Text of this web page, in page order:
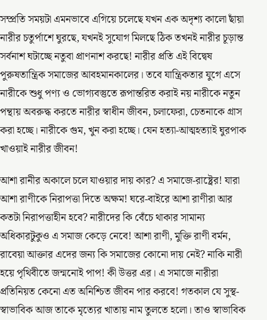
সম্প্রতি সময়টা এমনভাবে এগিয়ে চলেছে যখন এক অদৃশ্য কালো ছাঁয়া
নারীর চতুর্পাশে ঘুরছে, যখনই সুযোগ মিলছে ঠিক তখনই নারীর চূড়ান্ত
সর্বনাশ ঘটাচ্ছে নতুবা প্রাণনাশ করছে! নারীর প্রতি এই বিদ্বেষ
পুরুষতান্ত্রিক সমাজের আবহমানকালের। তবে যান্ত্রিকতার যুগে এসে
নারীকে শুধু পণ্য ও ভোগ্যবস্তুতে রূপান্তরিত করাই নয় নারীকে নতুন
পন্থায় অবরুদ্ধ করতে নারীর স্বাধীন জীবন, চলাফেরা, চেতনাকে গ্রাস
করা হচ্ছে। নারীকে গুম, খুন করা হচ্ছে। যেন হত্যা-আত্মহত্যাই ঘুরপাক
খাওয়াই নারীর জীবন!
আশা রানীর অকালে চলে যাওয়ার দায় কার? এ সমাজে-রাষ্ট্রের! যারা
আশা রাণীকে নিরাপত্তা দিতে অক্ষম! ঘরে-বাইরে আশা রাণীরা আর
কতটা নিরাপত্তাহীন হবে? নারীদের কি বেঁচে থাকার সামান্য
অধিকারটুকুও এ সমাজ কেড়ে নেবে! আশা রাণী, মুক্তি রাণী বর্মন,
রাবেয়া আক্তার এদের জন্য কি সমাজের কোনো দায় নেই? নাকি নারী
হয়ে পৃথিবীতে জন্মনোই পাপ! কী উত্তর এর। এ সমাজে নারীরা
প্রতিনিয়ত কেনো এত অনিশ্চিত জীবন পার করবে! গতকাল যে সুস্থ-
স্বাভাবিক আজ তাকে মৃত্যের খাতায় নাম তুলতে হলো। তাও স্বাভাবিক